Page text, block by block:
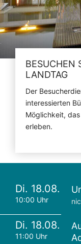
BESUCHEN
LANDTAG
Der
interessierten
Möglichkeit,
erleben.
Di. 18.08.
10:00 Uhr
Di. 18.08.
11:00 Uhr